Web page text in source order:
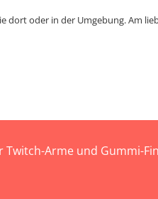
dort oder in der Umgebung. Am
Arme und Gummi-